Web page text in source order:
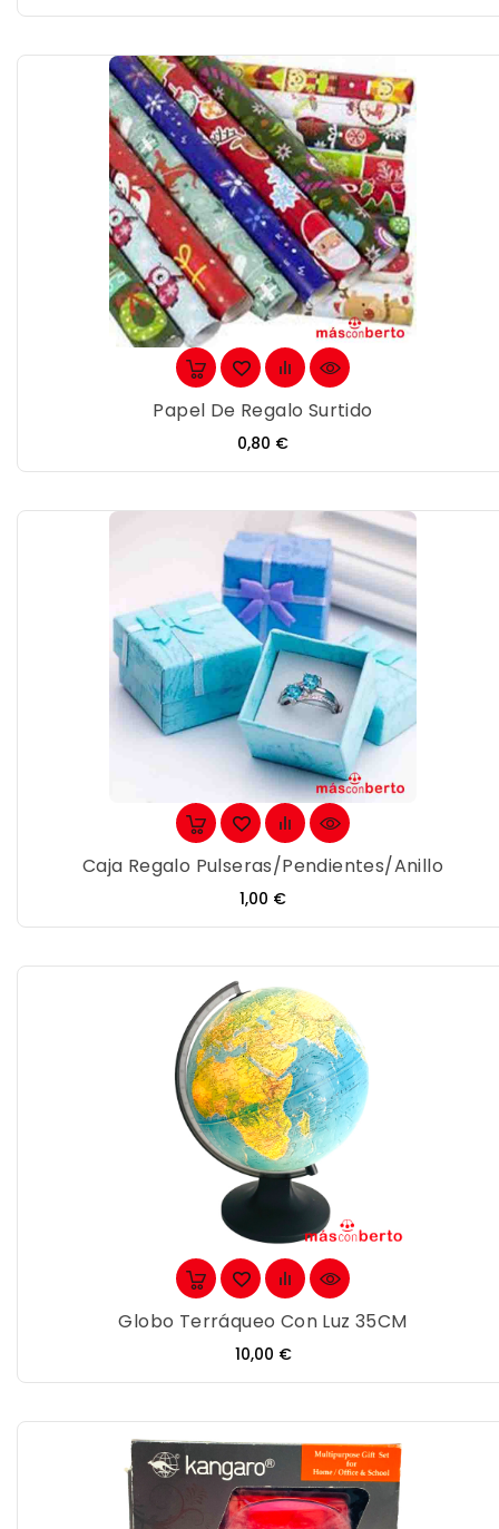
Papel De Regalo Surtido
Precio
0,80 €
Caja Regalo Pulseras/pendientes/anillo
Precio
1,00 €
Globo Terráqueo Con Luz 35CM
Precio
10,00 €